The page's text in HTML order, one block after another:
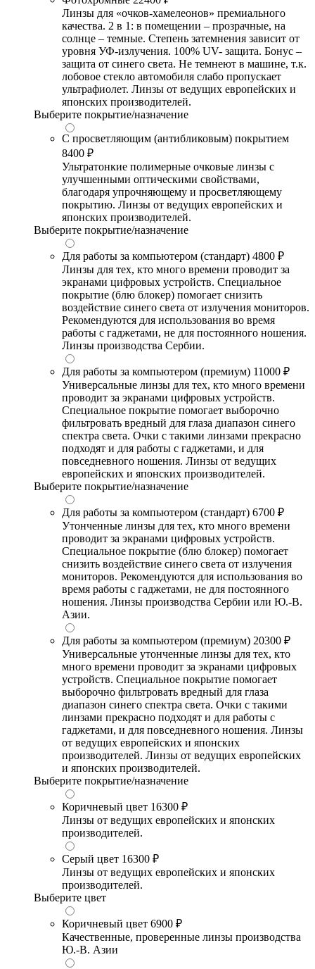
Линзы для «очков-хамелеонов» премиального
качества. 2 в 1: в помещении – прозрачные, на
солнце – темные. Степень затемнения зависит от
уровня УФ-излучения. 100% UV- защита. Бонус –
защита от синего света. Не темнеют в машине, т.к.
лобовое стекло автомобиля слабо пропускает
ультрафиолет. Линзы от ведущих европейских и
японских производителей.
Выберите покрытие/назначение
С просветляющим (антибликовым) покрытием
8400 ₽
Ультратонкие полимерные очковые линзы с
улучшенными оптическими свойствами,
благодаря упрочняющему и просветляющему
покрытию. Линзы от ведущих европейских и
японских производителей.
Выберите покрытие/назначение
Для работы за компьютером (стандарт) 4800 ₽
Линзы для тех, кто много времени проводит за
экранами цифровых устройств. Специальное
покрытие (блю блокер) помогает снизить
воздействие синего света от излучения мониторов.
Рекомендуются для использования во время
работы с гаджетами, не для постоянного ношения.
Линзы производства Сербии.
Для работы за компьютером (премиум) 11000 ₽
Универсальные линзы для тех, кто много времени
проводит за экранами цифровых устройств.
Специальное покрытие помогает выборочно
фильтровать вредный для глаза диапазон синего
спектра света. Очки с такими линзами прекрасно
подходят и для работы с гаджетами, и для
повседневного ношения. Линзы от ведущих
европейских и японских производителей.
Выберите покрытие/назначение
Для работы за компьютером (стандарт) 6700 ₽
Утонченные линзы для тех, кто много времени
проводит за экранами цифровых устройств.
Специальное покрытие (блю блокер) помогает
снизить воздействие синего света от излучения
мониторов. Рекомендуются для использования во
время работы с гаджетами, не для постоянного
ношения. Линзы производства Сербии или Ю.-В.
Азии.
Для работы за компьютером (премиум) 20300 ₽
Универсальные утонченные линзы для тех, кто
много времени проводит за экранами цифровых
устройств. Специальное покрытие помогает
выборочно фильтровать вредный для глаза
диапазон синего спектра света. Очки с такими
линзами прекрасно подходят и для работы с
гаджетами, и для повседневного ношения. Линзы
от ведущих европейских и японских
производителей. Линзы от ведущих европейских
и японских производителей.
Выберите покрытие/назначение
Коричневый цвет 16300 ₽
Линзы от ведущих европейских и японских
производителей.
Серый цвет 16300 ₽
Линзы от ведущих европейских и японских
производителей.
Выберите цвет
Коричневый цвет 6900 ₽
Качественные, проверенные линзы производства
Ю.-В. Азии